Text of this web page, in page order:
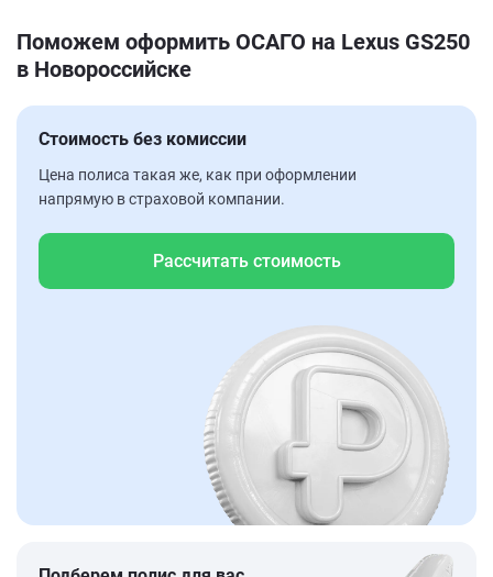
Поможем оформить ОСАГО на Lexus GS250
в Новороссийске
Стоимость без комиссии
Цена полиса такая же, как при оформлении
напрямую в страховой компании.
Рассчитать стоимость